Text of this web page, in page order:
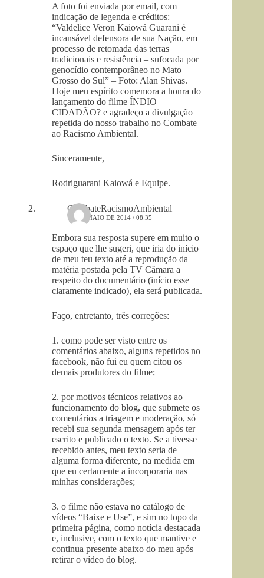
A foto foi enviada por email, com
indicação de legenda e créditos:
“Valdelice Veron Kaiowá Guarani é
incansável defensora de sua Nação, em
processo de retomada das terras
tradicionais e resistência – sufocada por
genocídio contemporâneo no Mato
Grosso do Sul” – Foto: Alan Shivas.
Hoje meu espírito comemora a honra do
lançamento do filme ÍNDIO
CIDADÃO? e agradeço a divulgação
repetida do nosso trabalho no Combate
ao Racismo Ambiental.
Sinceramente,
Rodriguarani Kaiowá e Equipe.
CombateRacismoAmbiental
14 DE MAIO DE 2014 / 08:35
Embora sua resposta supere em muito o
espaço que lhe sugeri, que iria do início
de meu teu texto até a reprodução da
matéria postada pela TV Câmara a
respeito do documentário (início esse
claramente indicado), ela será publicada.
Faço, entretanto, três correções:
1. como pode ser visto entre os
comentários abaixo, alguns repetidos no
facebook, não fui eu quem citou os
demais produtores do filme;
2. por motivos técnicos relativos ao
funcionamento do blog, que submete os
comentários a triagem e moderação, só
recebi sua segunda mensagem após ter
escrito e publicado o texto. Se a tivesse
recebido antes, meu texto seria de
alguma forma diferente, na medida em
que eu certamente a incorporaria nas
minhas considerações;
3. o filme não estava no catálogo de
vídeos “Baixe e Use”, e sim no topo da
primeira página, como notícia destacada
e, inclusive, com o texto que mantive e
continua presente abaixo do meu após
retirar o vídeo do blog.